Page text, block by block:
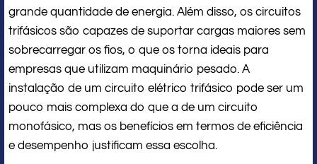
grande quantidade de energia. Além disso, os circuitos
trifásicos são capazes de suportar cargas maiores sem
sobrecarregar os fios, o que os torna ideais para
empresas que utilizam maquinário pesado. A
instalação de um circuito elétrico trifásico pode ser um
pouco mais complexa do que a de um circuito
monofásico, mas os benefícios em termos de eficiência
e desempenho justificam essa escolha.